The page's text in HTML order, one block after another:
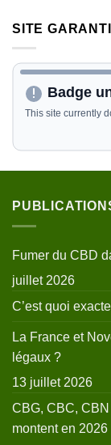
SITE
Fumer du CBD
juillet 2026
C’est quoi
La France et
légaux ?
13 juillet 2026
CBG, CBC,
montent en 2026